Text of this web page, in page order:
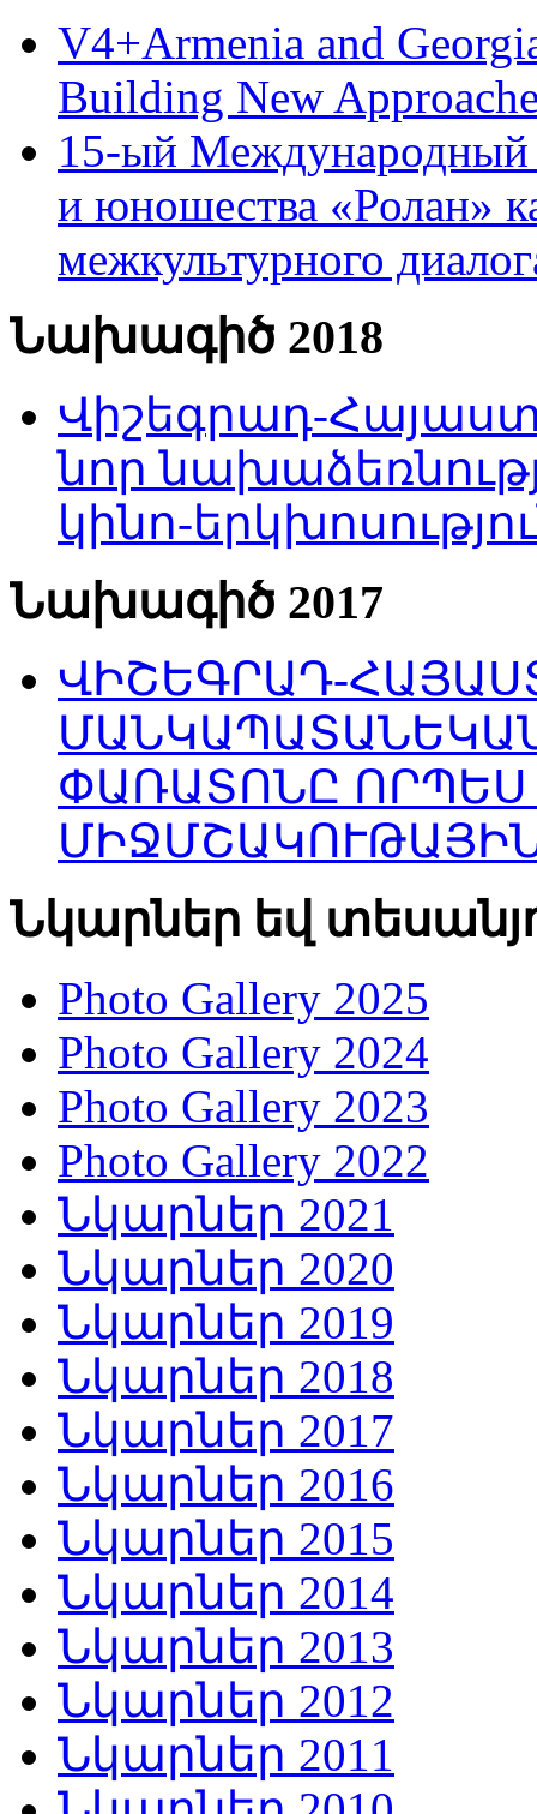
V4+Armenia and
Building New
15-ый Международный
и юношества «Ролан»
межкультурного
Նախագիծ 2018
Վիշեգրադ-
նոր
կինո-
Նախագիծ 2017
ՎԻՇԵԳՐԱԴ-
ՓԱՌԱՏՈՆԸ
Նկարներ եվ
Photo Gallery 2025
Photo Gallery 2024
Photo Gallery 2023
Photo Gallery 2022
Նկարներ 2021
Նկարներ 2020
Նկարներ 2019
Նկարներ 2018
Նկարներ 2017
Նկարներ 2016
Նկարներ 2015
Նկարներ 2014
Նկարներ 2013
Նկարներ 2012
Նկարներ 2011